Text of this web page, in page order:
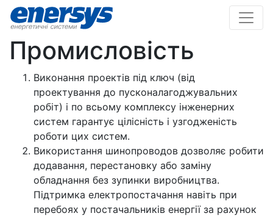
Промисловість
Виконання проектів під ключ (від
проектування до пусконалагоджувальних
робіт) і по всьому комплексу інженерних
систем гарантує цілісність і узгодженість
роботи цих систем.
Використання шинопроводов дозволяє робити
додавання, перестановку або заміну
обладнання без зупинки виробництва.
Підтримка електропостачання навіть при
перебоях у постачальників енергії за рахунок